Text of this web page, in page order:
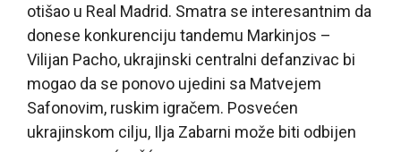
otišao u Real Madrid. Smatra se interesantnim da
donese konkurenciju tandemu Markinjos –
Vilijan Pacho, ukrajinski centralni defanzivac bi
mogao da se ponovo ujedini sa Matvejem
Safonovim, ruskim igračem. Posvećen
ukrajinskom cilju, Ilja Zabarni može biti odbijen